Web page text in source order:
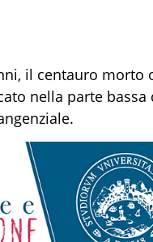
il centauro
nella parte bassa